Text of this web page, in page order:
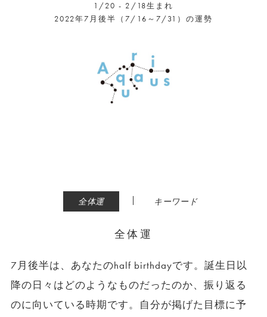
1/20 - 2/18生まれ
2022年7月後半（7/16～7/31）の運勢
全体運 | キーワード
全体運
7月後半は、あなたのhalf birthdayです。誕生日以
降の日々はどのようなものだったのか、振り返る
のに向いている時期です。自分が掲げた目標に予